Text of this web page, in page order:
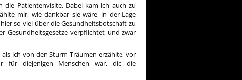
Patientenvisite. Dabei kam ich auch zu
mir, wie dankbar sie wäre, in der Lage
so viel über die Gesundheitsbotschaft zu
Gesundheitsgesetze verpflichtet und zwar
ich von den Sturm-Träumen erzählte, vor
diejenigen Menschen war, die die